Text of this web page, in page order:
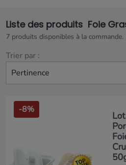
Liste des produits Foie
7 produits disponibles à la commande.
Trier par :
Pertinence
-8%